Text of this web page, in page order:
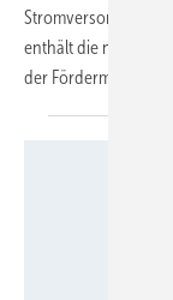
Stromversorgung
enthält die
der